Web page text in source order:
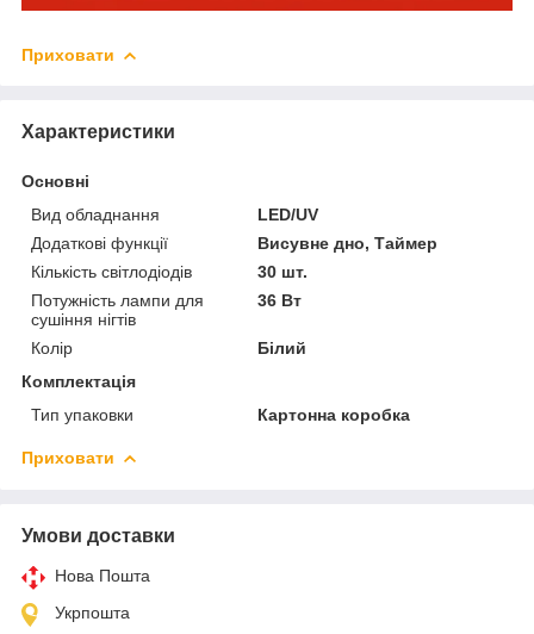
Приховати
Характеристики
Основні
Вид обладнання
LED/UV
Додаткові функції
Висувне дно, Таймер
Кількість світлодіодів
30 шт.
Потужність лампи для
сушіння нігтів
36 Вт
Колір
Білий
Комплектація
Тип упаковки
Картонна коробка
Приховати
Умови доставки
Нова Пошта
Укрпошта